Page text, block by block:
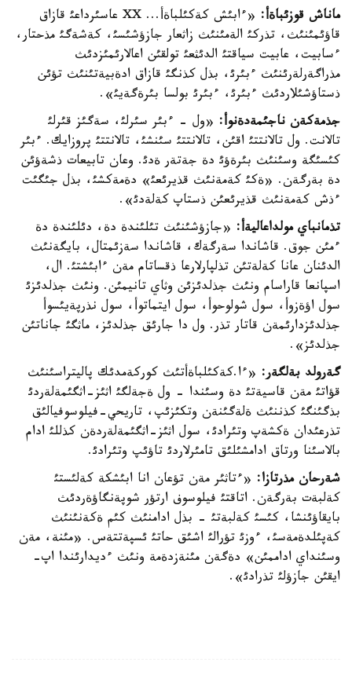
ماناش قوزئباةأ:
«ءابئش كةكئلباةأ... XX عاسئرداعئ قازاق
قاؤئمئنئث، تذركئ الةمئنئث زاثعار جازؤشئسئ، كةشةگئ مذحتار،
ءسابيت، عابيت سياقتئ الدئثعئ تولقئن اعالارئمئزدئث
مذراگةرلةرئنئث ءبئرئ، بذل كذنگئ قازاق ادةبيةتئنئث تؤئن
ذستاؤشئلاردئث ءبئرئ، ءبئرئ بولسا بئرةگةيئ».
جذمةكةن ناجئمةدةنوأ: «ول - ءبئر سئرلئ، سةگئز قئرلئ
تالانت. ول تالانتتئ اقئن، تالانتتئ سئنشئ، تالانتتئ پروزايك. ءبئر
كئسئگة وسئنئث بئرةؤئ دة جةتةر ةدئ. وعان تابيعات ذشةؤئن
دة بةرگةن. «ةكئ كةمةنئث قذيرئعئ» دةمةكشئ، بذل جئگئت
ءذش كةمةنئث قذيرئعئن ذستاپ كةلةدئ».
تذمانباي مولداعاليةأ: «جازؤشئنئث تئلئندة دة، دئلئندة دة
ءمئن جوق. قاشاندا سةرگةك، قاشاندا سةزئمتال، بايگةنئث
الدئنان عانا كةلةتئن تذلپارلارعا ذقساتام مةن ءابئشتئ. ال،
اسپانعا قاراسام ونئث جذلدئزئن وثاي تانيمئن. ونئث جذلدئزئ
سول اؤةزوأ، سول شولوحوأ، سول ايتماتوأ، سول نذرپةيئسوأ
جذلدئزدارئمةن قاتار تذر. ول دا جارئق جذلدئز، ماثگئ جاناتئن
جذلدئز».
گةرولد بةلگةر: «ءا.كةكئلباةأتئث كوركةمدئك پاليتراسئنئث
قؤاتئ مةن قاسيةتئ دة وسئندا - ول ةجةلگئ اثئز-اثگئمةلةردئ
بذگئنگئ كذننئث ةلةگئنةن وتكئزئپ، تاريحي-فيلوسوفيالئق
تذرعئدان ةكشةپ وتئرادئ، سول اثئز-اثگئمةلةردةن كذللئ ادام
بالاسئنا ورتاق ادامشئلئق تامئرلاردئ تاؤئپ وتئرادئ.
شةرحان مذرتازا: «ءتاثئر مةن تؤعان انا ابئشكة كةلئستئ
كةلبةت بةرگةن. اتاقتئ فيلوسوف ارتؤر شوپةنگاؤةردئث
بايقاؤئنشا، كئسئ كةلبةتئ - بذل ادامنئث كئم ةكةنئنئث
كةپئلدةمةسئ، ءوزئ تؤرالئ اشئق حاتئ ئسپةتتةس. «مئنة، مةن
وسئنداي اداممئن» دةگةن مئنةزدةمة ونئث ءديدارئندا اپ-
ايقئن جازؤلئ تذرادئ».